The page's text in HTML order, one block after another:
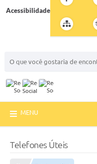
Acessibilidade
MENU
Telefones Úteis